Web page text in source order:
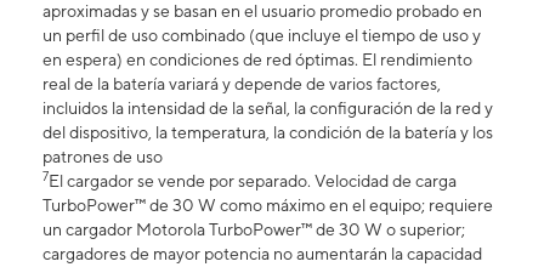
aproximadas y se basan en el usuario promedio probado en
un perfil de uso combinado (que incluye el tiempo de uso y
en espera) en condiciones de red óptimas. El rendimiento
real de la batería variará y depende de varios factores,
incluidos la intensidad de la señal, la configuración de la red y
del dispositivo, la temperatura, la condición de la batería y los
patrones de uso
7El cargador se vende por separado. Velocidad de carga
TurboPower™ de 30 W como máximo en el equipo; requiere
un cargador Motorola TurboPower™ de 30 W o superior;
cargadores de mayor potencia no aumentarán la capacidad